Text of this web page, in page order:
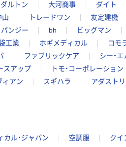
ダルトン 大河商事 ダイト
山 トレードワン 友定建機
パンジー bh ビッグマン
工業 ホギメディカル コモ
ファブリックケア シー・エ
スアップ トモ・コーポレーション
ィアン スギハラ アダスト
カル・ジャパン 空調服
クイ